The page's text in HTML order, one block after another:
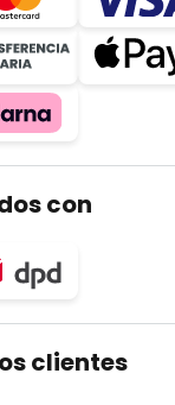
con
clientes